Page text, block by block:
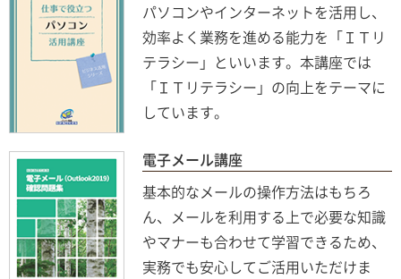
パソコンやインターネットを活用し、
効率よく業務を進める能力を「ＩＴリ
テラシー」といいます。本講座では
「ＩＴリテラシー」の向上をテーマに
しています。
電子メール講座
基本的なメールの操作方法はもちろ
ん、メールを利用する上で必要な知識
やマナーも合わせて学習できるため、
実務でも安心してご活用いただけま